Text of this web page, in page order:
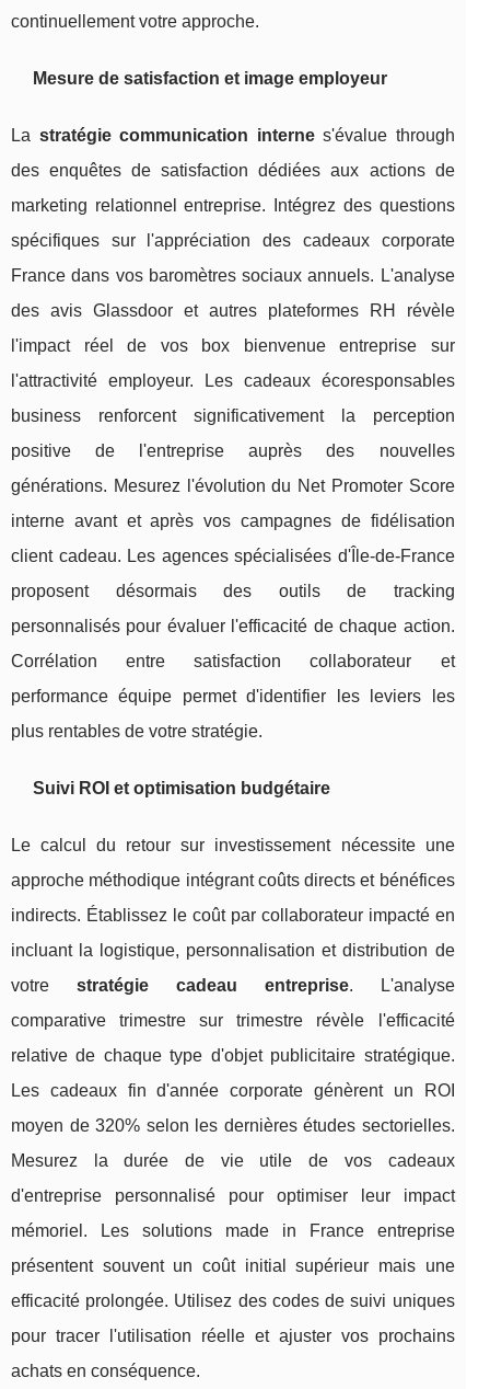
continuellement votre approche.
Mesure de satisfaction et image employeur
La stratégie communication internes'évalue through
des enquêtes de satisfaction dédiées aux actions de
marketing relationnel entreprise. Intégrez des questions
spécifiques sur l'appréciation des cadeaux corporate
France dans vos baromètres sociaux annuels. L'analyse
des avis Glassdoor et autres plateformes RH révèle
l'impact réel de vos box bienvenue entreprise sur
l'attractivité employeur. Les cadeaux écoresponsables
business renforcent significativement la perception
positive de l'entreprise auprès des nouvelles
générations. Mesurez l'évolution du Net Promoter Score
interne avant et après vos campagnes de fidélisation
client cadeau. Les agences spécialisées d'Île-de-France
proposent désormais des outils de tracking
personnalisés pour évaluer l'efficacité de chaque action.
Corrélation entre satisfaction collaborateur et
performance équipe permet d'identifier les leviers les
plus rentables de votre stratégie.
Suivi ROI et optimisation budgétaire
Le calcul du retour sur investissement nécessite une
approche méthodique intégrant coûts directs et bénéfices
indirects. Établissez le coût par collaborateur impacté en
incluant la logistique, personnalisation et distribution de
votre stratégie cadeau entreprise. L'analyse
comparative trimestre sur trimestre révèle l'efficacité
relative de chaque type d'objet publicitaire stratégique.
Les cadeaux fin d'année corporate génèrent un ROI
moyen de 320% selon les dernières études sectorielles.
Mesurez la durée de vie utile de vos cadeaux
d'entreprise personnalisé pour optimiser leur impact
mémoriel. Les solutions made in France entreprise
présentent souvent un coût initial supérieur mais une
efficacité prolongée. Utilisez des codes de suivi uniques
pour tracer l'utilisation réelle et ajuster vos prochains
achats en conséquence.